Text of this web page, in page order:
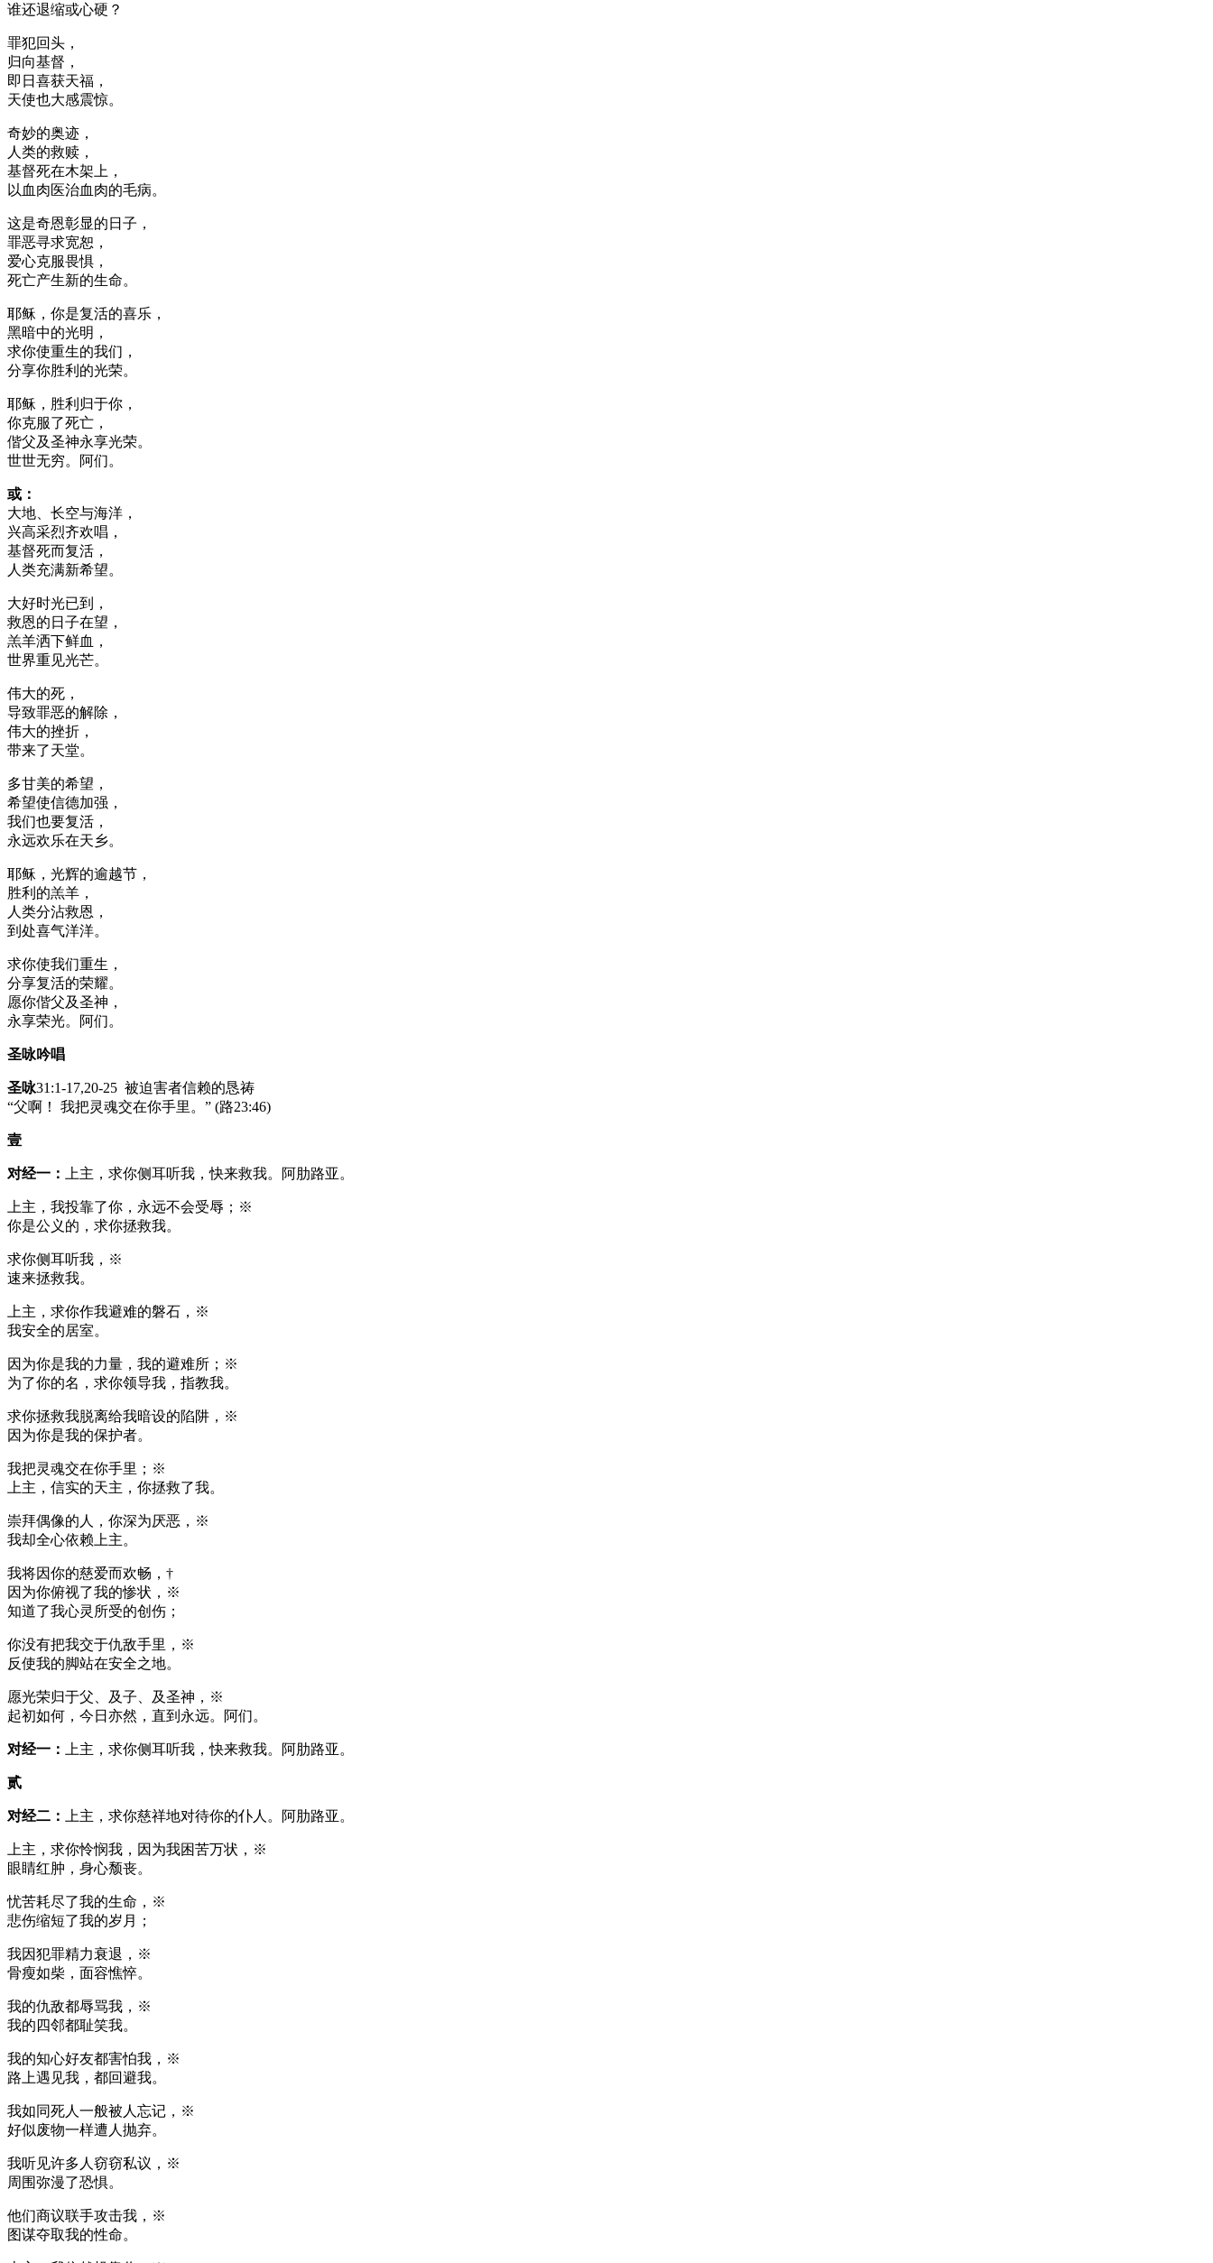
谁还退缩或心硬？
罪犯回头，
归向基督，
即日喜获天福，
天使也大感震惊。
奇妙的奥迹，
人类的救赎，
基督死在木架上，
以血肉医治血肉的毛病。
这是奇恩彰显的日子，
罪恶寻求宽恕，
爱心克服畏惧，
死亡产生新的生命。
耶稣，你是复活的喜乐，
黑暗中的光明，
求你使重生的我们，
分享你胜利的光荣。
耶稣，胜利归于你，
你克服了死亡，
偕父及圣神永享光荣。
世世无穷。阿们。
或：
大地、长空与海洋，
兴高采烈齐欢唱，
基督死而复活，
人类充满新希望。
大好时光已到，
救恩的日子在望，
羔羊洒下鲜血，
世界重见光芒。
伟大的死，
导致罪恶的解除，
伟大的挫折，
带来了天堂。
多甘美的希望，
希望使信德加强，
我们也要复活，
永远欢乐在天乡。
耶稣，光辉的逾越节，
胜利的羔羊，
人类分沾救恩，
到处喜气洋洋。
求你使我们重生，
分享复活的荣耀。
愿你偕父及圣神，
永享荣光。阿们。
圣咏吟唱
圣咏31:1-17,20-25 被迫害者信赖的恳祷
“父啊！ 我把灵魂交在你手里。” (路23:46)
壹
对经一： 上主，求你侧耳听我，快来救我。阿肋路亚。
上主，我投靠了你，永远不会受辱；※
你是公义的，求你拯救我。
求你侧耳听我，※
速来拯救我。
上主，求你作我避难的磐石，※
我安全的居室。
因为你是我的力量，我的避难所；※
为了你的名，求你领导我，指教我。
求你拯救我脱离给我暗设的陷阱，※
因为你是我的保护者。
我把灵魂交在你手里；※
上主，信实的天主，你拯救了我。
崇拜偶像的人，你深为厌恶，※
我却全心依赖上主。
我将因你的慈爱而欢畅，†
因为你俯视了我的惨状，※
知道了我心灵所受的创伤；
你没有把我交于仇敌手里，※
反使我的脚站在安全之地。
愿光荣归于父、及子、及圣神，※
起初如何，今日亦然，直到永远。阿们。
对经一： 上主，求你侧耳听我，快来救我。阿肋路亚。
贰
对经二： 上主，求你慈祥地对待你的仆人。阿肋路亚。
上主，求你怜悯我，因为我困苦万状，※
眼睛红肿，身心颓丧。
忧苦耗尽了我的生命，※
悲伤缩短了我的岁月；
我因犯罪精力衰退，※
骨瘦如柴，面容憔悴。
我的仇敌都辱骂我，※
我的四邻都耻笑我。
我的知心好友都害怕我，※
路上遇见我，都回避我。
我如同死人一般被人忘记，※
好似废物一样遭人抛弃。
我听见许多人窃窃私议，※
周围弥漫了恐惧。
他们商议联手攻击我，※
图谋夺取我的性命。